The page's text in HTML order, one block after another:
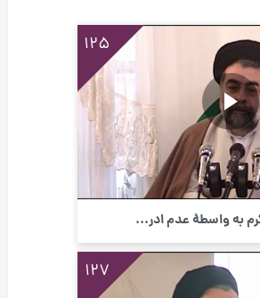
125
به واسطۀ عدم ادر...
127